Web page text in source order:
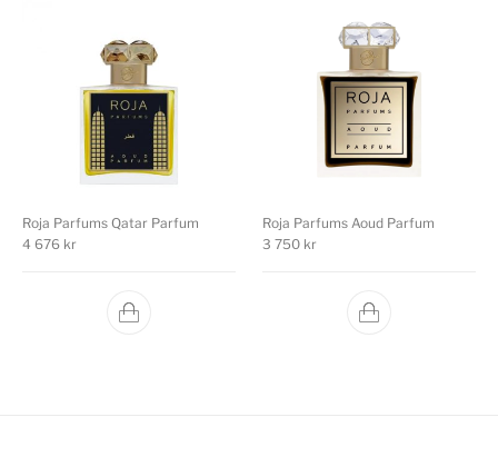
Roja Parfums Qatar Parfum
4 676 kr
Roja Parfums Aoud Parfum
3 750 kr